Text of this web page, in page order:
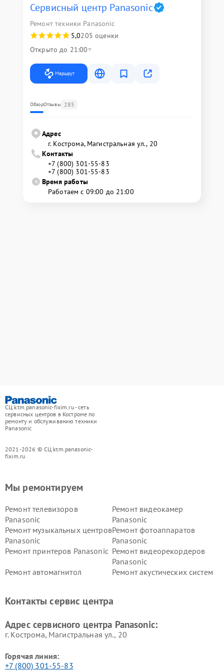
Сервисный центр Panasonic
Ремонт техники Panasonic
5,0205 оценки
Открыто до 21:00
Маршрут
ОбзорОтзывы 285
Адрес
г. Кострома, Магистральная ул., 20
Контакты
+7 (800) 301-55-83
+7 (800) 301-55-83
Время работы
Работаем с 09:00 до 21:00
СЦ ktm.panasonic-fixim.ru - сеть
сервисных центров в Костроме по
ремонту и обслуживанию техники
Panasonic
2021-2026 © СЦ ktm.panasonic-
fixim.ru
Мы ремонтируем
Ремонт телевизоров
Panasonic
Ремонт видеокамер
Panasonic
Ремонт музыкальных центров
Panasonic
Ремонт фотоаппаратов
Panasonic
Ремонт принтеров Panasonic Ремонт видеорекордеров
Panasonic
Ремонт автомагнитол
Ремонт акустических систем
панелей Panasonic
Контакты сервис центра
Адрес сервисного центра Panasonic:
г. Кострома, Магистральная ул., 20
Горячая линия:
+7 (800) 301-55-83